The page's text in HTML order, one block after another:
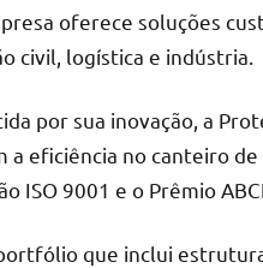
oferece soluções
civil, logística e indústria.
por sua inovação, a
a eficiência no canteiro
ISO 9001 e o Prêmio
que inclui